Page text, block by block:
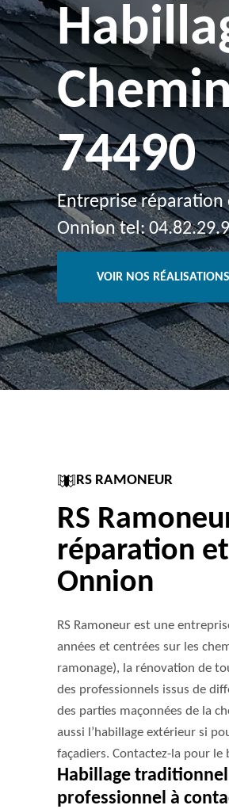
74490
Entreprise réparation
Onnion tel:
VOIR NOS RÉALISATIONS
RS RAMONEUR
RS
réparation
Onnion
RS Ramoneur est une
années et centrées sur les
ramonage), la rénovation de
des professionnels issus de
des parties maçonnées de la
aussi l’habillage extérieur si
façadiers. Contactez-la pour le
Habillage traditionnel
professionnel à